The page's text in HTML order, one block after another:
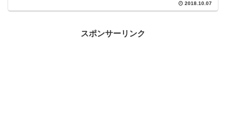
2018.10.07
スポンサーリンク